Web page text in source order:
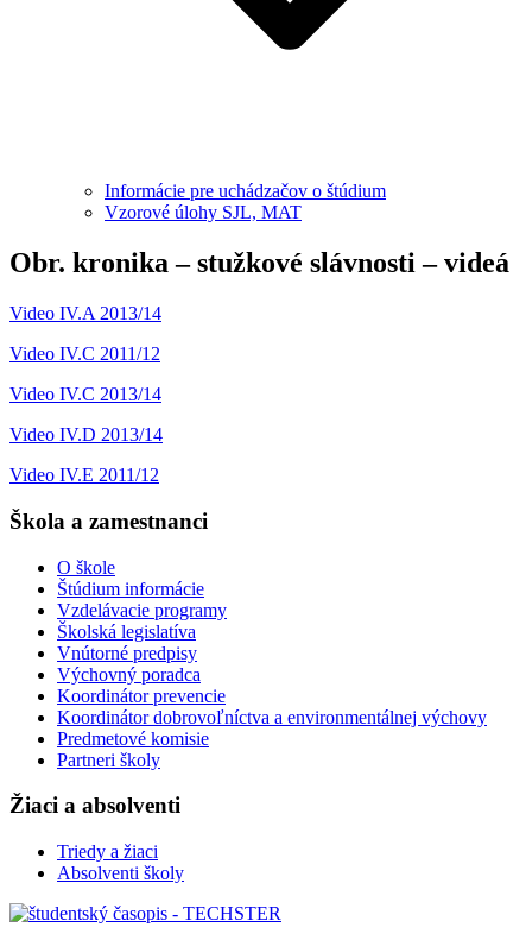
Informácie pre uchádzačov o štúdium
Vzorové úlohy SJL, MAT
Obr. kronika – stužkové slávnosti – videá
Video IV.A 2013/14
Video IV.C 2011/12
Video IV.C 2013/14
Video IV.D 2013/14
Video IV.E 2011/12
Škola a zamestnanci
O škole
Štúdium informácie
Vzdelávacie programy
Školská legislatíva
Vnútorné predpisy
Výchovný poradca
Koordinátor prevencie
Koordinátor dobrovoľníctva a environmentálnej výchovy
Predmetové komisie
Partneri školy
Žiaci a absolventi
Triedy a žiaci
Absolventi školy